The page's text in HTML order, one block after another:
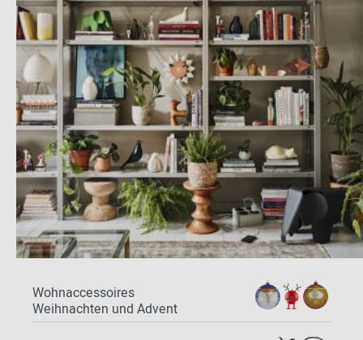
Wohnaccessoires
Weihnachten und Advent